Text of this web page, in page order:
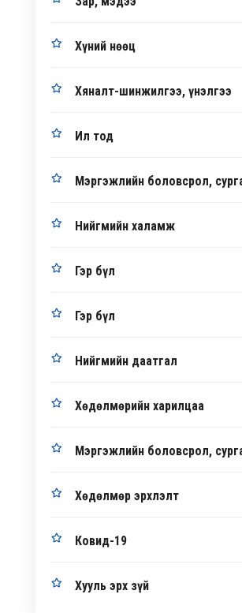
Хүний нөөц
Хяналт-шинжилгээ, үнэлгээ
Ил тод
Мэргэжлийн боловсрол,
Нийгмийн халамж
Гэр бүл
Гэр бүл
Нийгмийн даатгал
Хөдөлмөрийн харилцаа
Мэргэжлийн боловсрол,
Хөдөлмөр эрхлэлт
Ковид-19
Хууль эрх зүй